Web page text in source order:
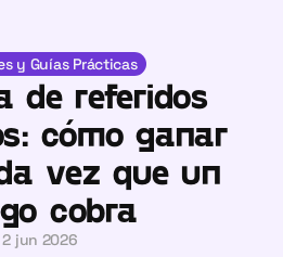
y Guías Prácticas
de referidos
cómo ganar
vez que un
cobra
2 jun 2026